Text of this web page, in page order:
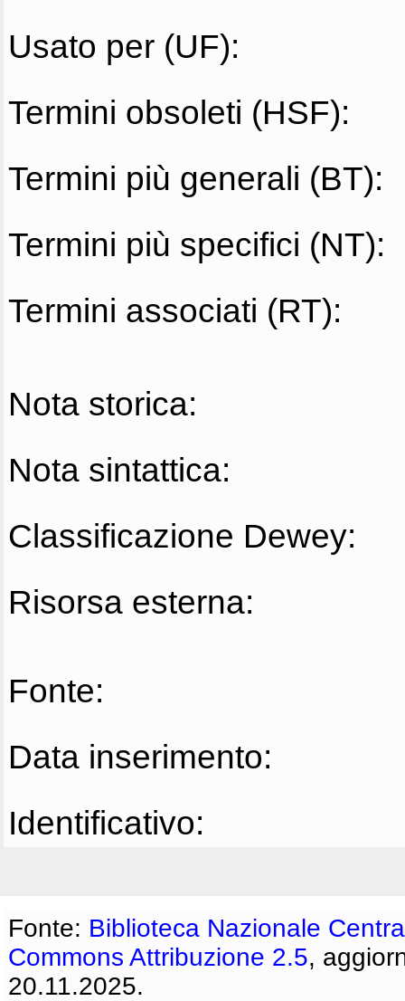
Usato per (UF):
Termini obsoleti (HSF):
Termini più generali (BT):
Termini più specifici (NT):
Termini associati (RT):
Nota storica:
Nota sintattica:
Classificazione Dewey:
Risorsa esterna:
Fonte:
Data inserimento:
Identificativo:
Fonte: Biblioteca Nazionale
Commons Attribuzione 2.5,
20.11.2025.